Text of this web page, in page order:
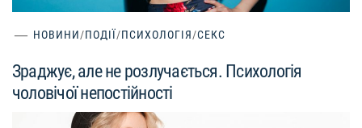
НОВИНИ/ПОДІЇ/ПСИХОЛОГІЯ/СЕКС
Зраджує, але не розлучається. Психологія
чоловічої непостійності